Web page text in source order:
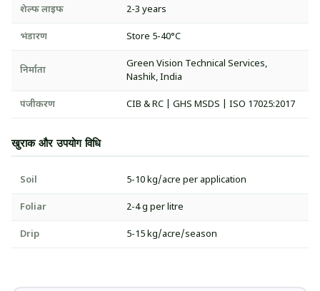
शेल्फ लाइफ 2-3 years
भंडारण Store 5-40°C
निर्माता
Green Vision Technical Services,
Nashik, India
पंजीकरण CIB & RC | GHS MSDS | ISO 17025:2017
खुराक और उपयोग विधि
Soil 5-10 kg/acre per application
Foliar 2-4 g per litre
Drip 5-15 kg/acre/season